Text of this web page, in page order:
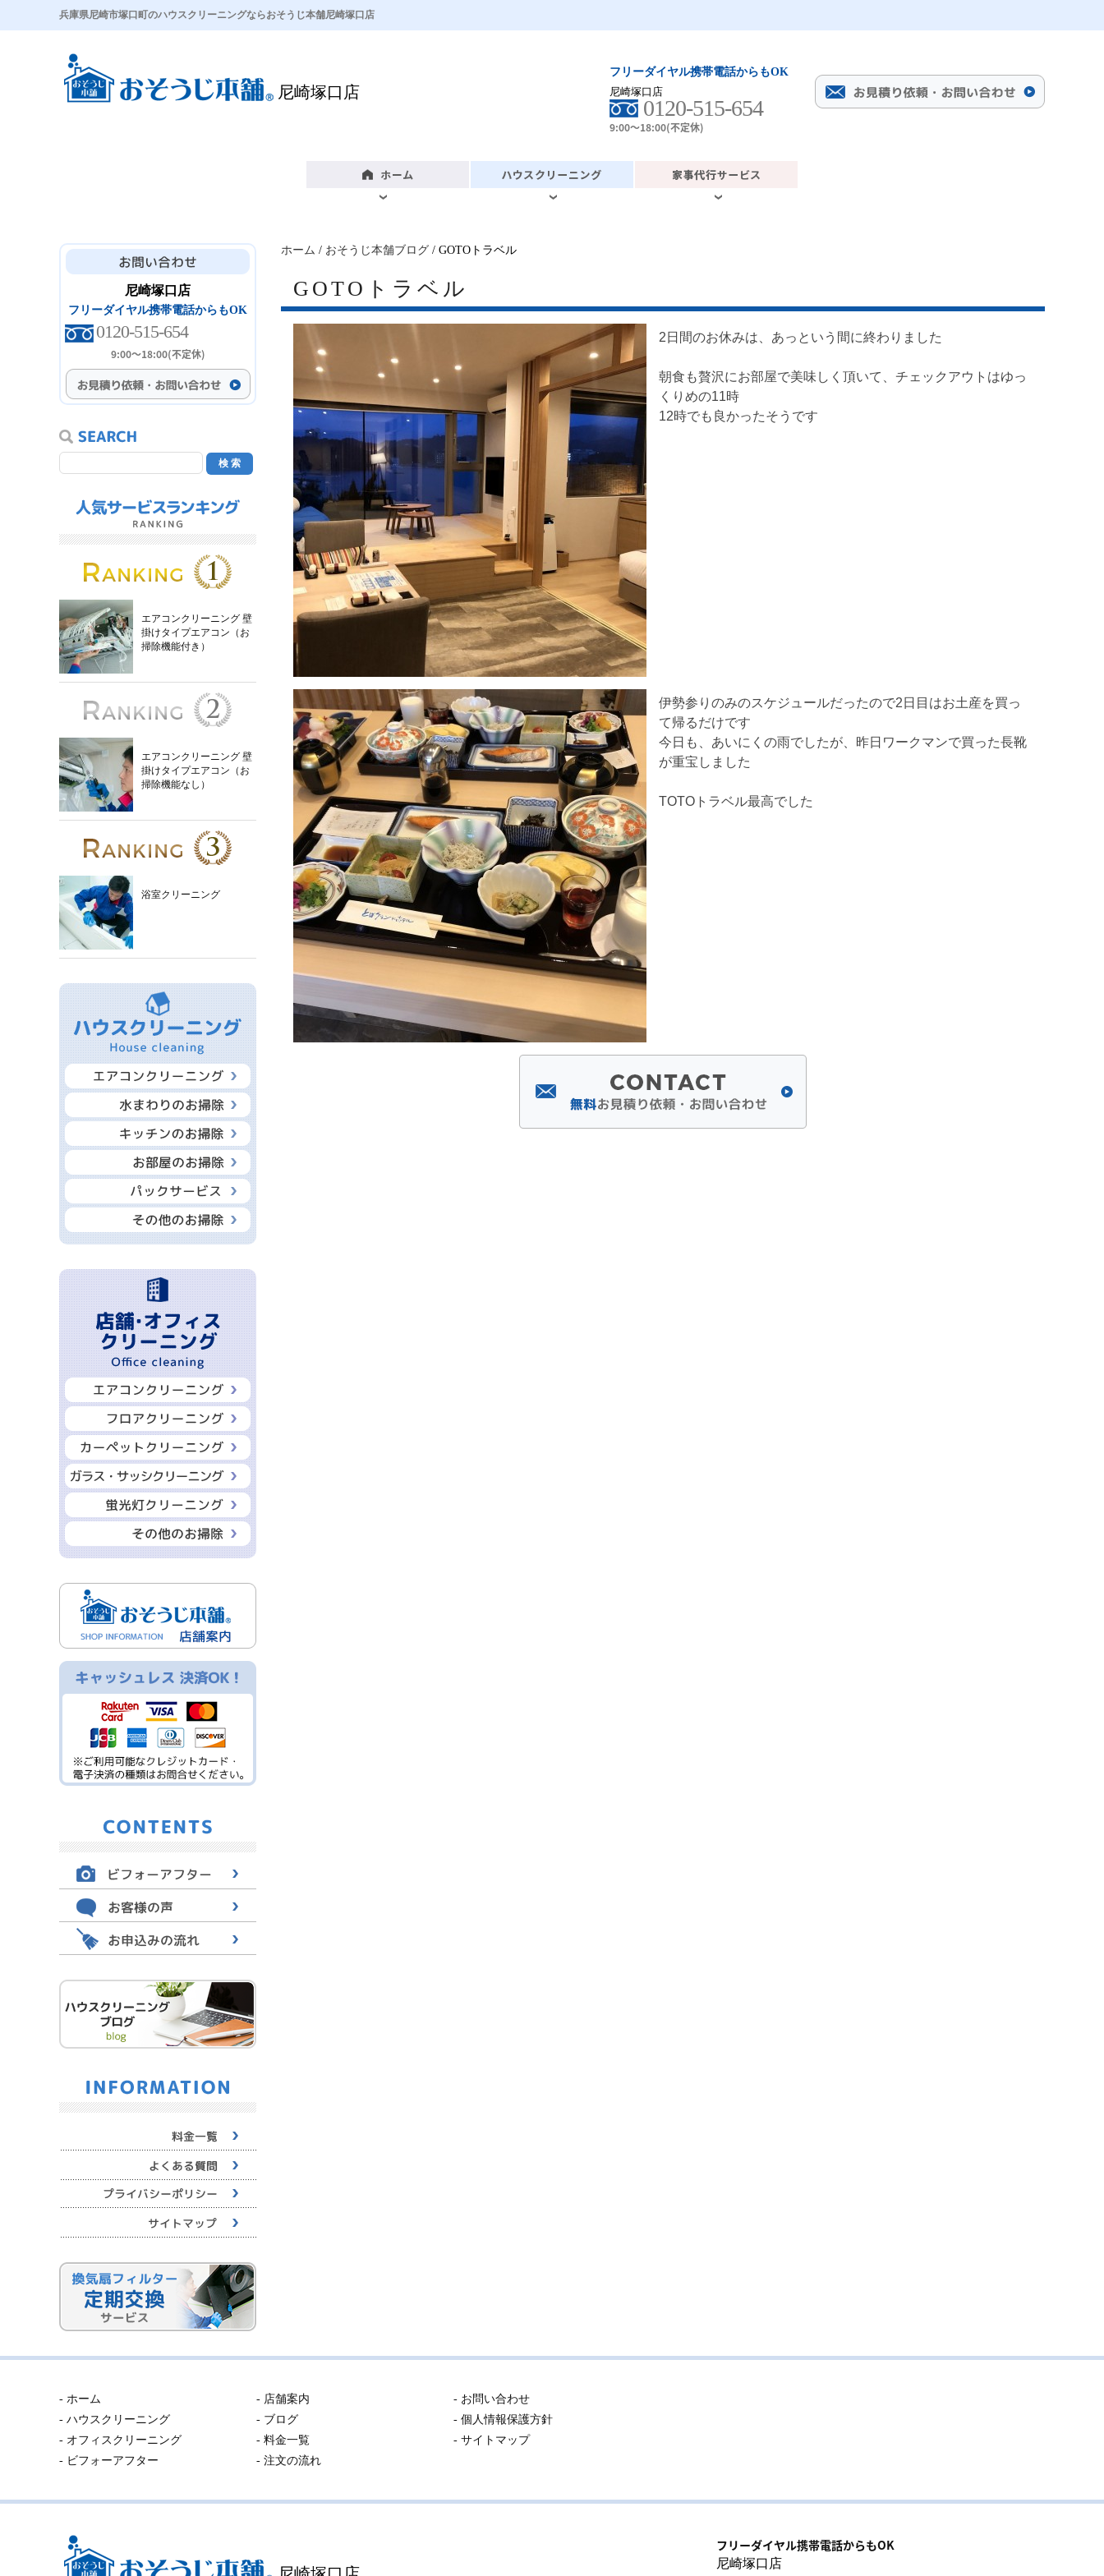
兵庫県尼崎市塚口町のハウスクリーニングならおそうじ本舗尼崎塚口店
尼崎塚口店
フリーダイヤル携帯電話からもOK
尼崎塚口店
0120-515-654
9:00～18:00(不定休)
ホーム / おそうじ本舗ブログ / GOTOトラベル
GOTOトラベル
2日間のお休みは、あっという間に終わりました
朝食も贅沢にお部屋で美味しく頂いて、チェックアウトはゆっ
くりめの11時
12時でも良かったそうです
伊勢参りのみのスケジュールだったので2日目はお土産を買っ
て帰るだけです
今日も、あいにくの雨でしたが、昨日ワークマンで買った長靴
が重宝しました
TOTOトラベル最高でした
尼崎塚口店
フリーダイヤル携帯電話からもOK
0120-515-654
9:00～18:00(不定休)
エアコンクリーニング 壁
掛けタイプエアコン（お
掃除機能付き）
エアコンクリーニング 壁
掛けタイプエアコン（お
掃除機能なし）
浴室クリーニング
- ホーム
- ハウスクリーニング
- オフィスクリーニング
- ビフォーアフター
- 店舗案内
- ブログ
- 料金一覧
- 注文の流れ
- お問い合わせ
- 個人情報保護方針
- サイトマップ
フリーダイヤル携帯電話からもOK
尼崎塚口店